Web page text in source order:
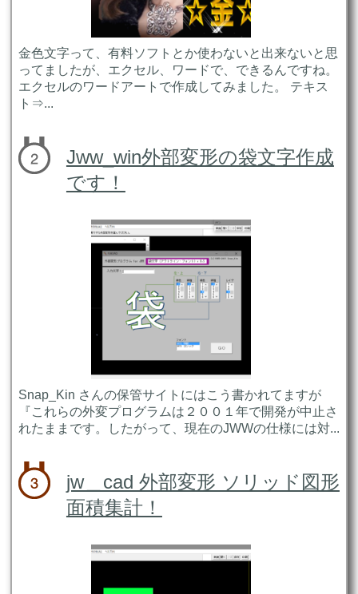
金色文字って、有料ソフトとか使わないと出来ないと思
ってましたが、エクセル、ワードで、できるんですね。
エクセルのワードアートで作成してみました。 テキス
ト⇒...
Jww_win外部変形の袋文字作成
です！
Snap_Kin さんの保管サイトにはこう書かれてますが
『これらの外変プログラムは２００１年で開発が中止さ
れたままです。したがって、現在のJWWの仕様には対...
jw＿cad 外部変形 ソリッド図形
面積集計！